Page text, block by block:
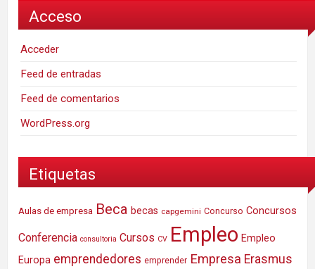
Acceso
Acceder
Feed de entradas
Feed de comentarios
WordPress.org
Etiquetas
Aulas de empresa Beca becas capgemini Concurso Concursos
Conferencia consultoria Cursos CV Empleo Empleo
Europa emprendedores emprender Empresa Erasmus